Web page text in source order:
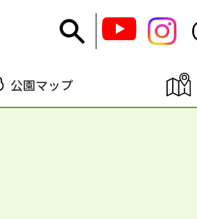
公園マップ